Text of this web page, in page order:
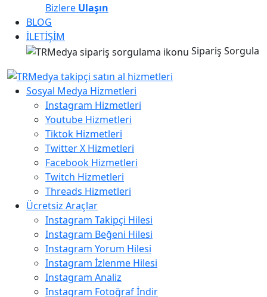
Bizlere Ulaşın
BLOG
İLETİŞİM
Sipariş Sorgula
Sosyal Medya Hizmetleri
Instagram Hizmetleri
Youtube Hizmetleri
Tiktok Hizmetleri
Twitter X Hizmetleri
Facebook Hizmetleri
Twitch Hizmetleri
Threads Hizmetleri
Ücretsiz Araçlar
Instagram Takipçi Hilesi
Instagram Beğeni Hilesi
Instagram Yorum Hilesi
Instagram İzlenme Hilesi
Instagram Analiz
Instagram Fotoğraf İndir